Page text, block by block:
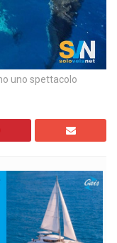
uno spettacolo